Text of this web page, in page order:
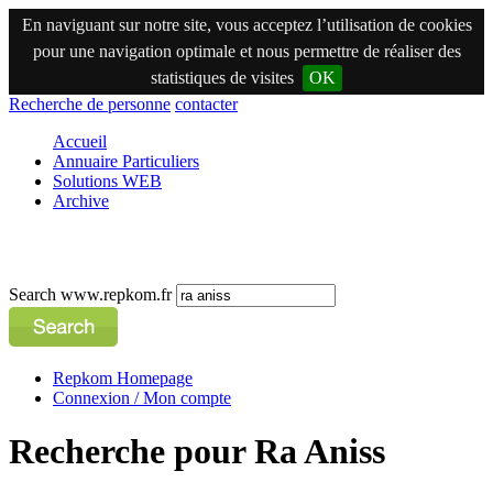
En naviguant sur notre site, vous acceptez l’utilisation de cookies
pour une navigation optimale et nous permettre de réaliser des
statistiques de visites
OK
Recherche de personne contacter
Accueil
Annuaire Particuliers
Solutions WEB
Archive
Search www.repkom.fr
Repkom Homepage
Connexion / Mon compte
Recherche pour Ra Aniss